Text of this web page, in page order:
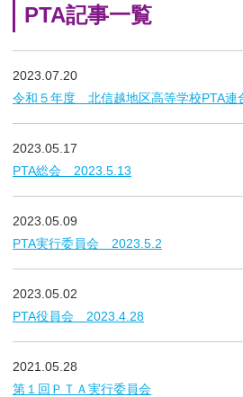
PTA記事一覧
2023.07.20
令和５年度 北信越地区高等学校PTA連
2023.05.17
PTA総会 2023.5.13
2023.05.09
PTA実行委員会 2023.5.2
2023.05.02
PTA役員会 2023.4.28
2021.05.28
第１回ＰＴＡ実行委員会